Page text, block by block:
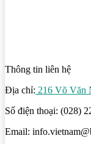
Thông tin liên hệ
Địa chỉ: 216 Võ Văn
Số điện thoại: (028)
Email: